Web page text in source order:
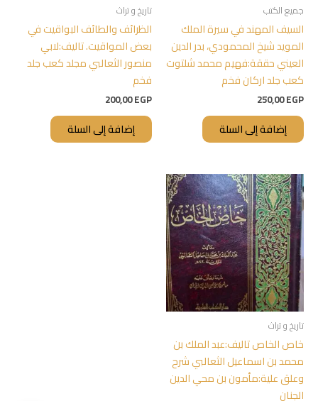
جميع الكتب
السيف المهند في سيرة الملك
المويد شيخ المحمودي، بدر الدين
العيني حققة:فهيم محمد شلتوت
كعب جلد اركان فخم
250,00EGP
إضافة إلى السلة
تاريخ و تراث
الظرائف والطائف البواقيت في
بعض المواقيت. تاليف:لابي
منصور الثعالبي مجلد كعب جلد
فخم
200,00EGP
إضافة إلى السلة
تاريخ و تراث
خاص الخاص تاليف:عبد الملك بن
محمد بن اسماعيل الثعالبي شرح
وعلق علية:مأمون بن محي الدين
الجنان